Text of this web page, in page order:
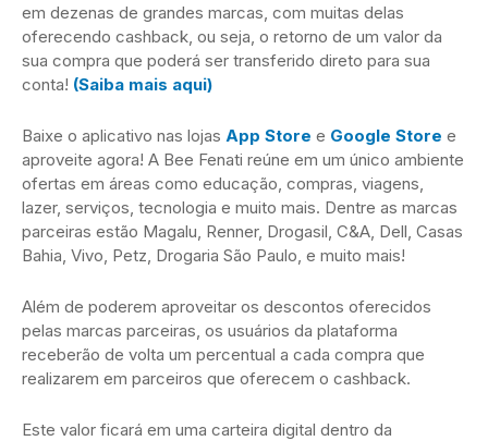
em dezenas de grandes marcas, com muitas delas
oferecendo cashback, ou seja, o retorno de um valor da
sua compra que poderá ser transferido direto para sua
conta! (Saiba mais aqui)
Baixe o aplicativo nas lojas App Store e Google Store e
aproveite agora! A Bee Fenati reúne em um único ambiente
ofertas em áreas como educação, compras, viagens,
lazer, serviços, tecnologia e muito mais. Dentre as marcas
parceiras estão Magalu, Renner, Drogasil, C&A, Dell, Casas
Bahia, Vivo, Petz, Drogaria São Paulo, e muito mais!
Além de poderem aproveitar os descontos oferecidos
pelas marcas parceiras, os usuários da plataforma
receberão de volta um percentual a cada compra que
realizarem em parceiros que oferecem o cashback.
Este valor ficará em uma carteira digital dentro da